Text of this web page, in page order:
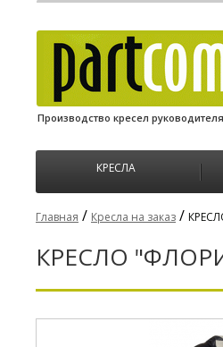
Производство кресел руководителя
КРЕСЛА
Главная / Кресла на заказ /
КРЕСЛО